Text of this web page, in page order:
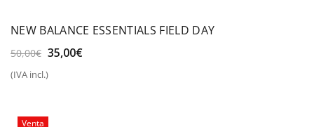
NEW BALANCE ESSENTIALS FIELD DAY
50,00€ El
original
35,00€El
(IVA incl.)
Venta